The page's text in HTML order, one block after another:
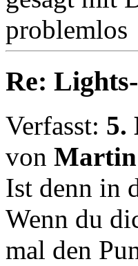
problemlos
Re:
Verfasst: 5.
von Martin
Ist denn in
Wenn du
mal den